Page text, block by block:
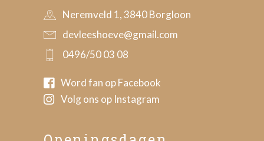
Neremveld 1, 3840 Borgloon
devleeshoeve@gmail.com
0496/50 03 08
Word fan op Facebook
Volg ons op Instagram